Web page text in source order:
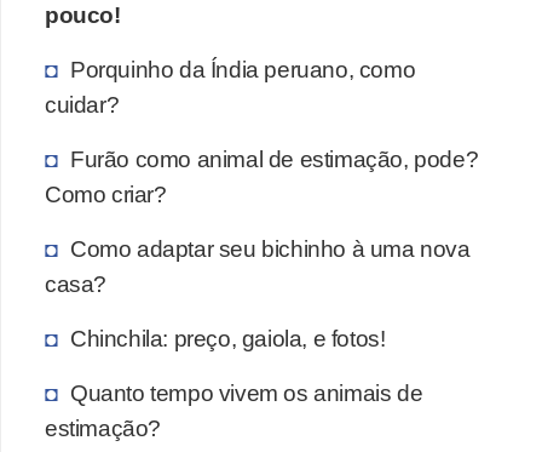
pouco!
Porquinho da Índia peruano, como
cuidar?
Furão como animal de estimação, pode?
Como criar?
Como adaptar seu bichinho à uma nova
casa?
Chinchila: preço, gaiola, e fotos!
Quanto tempo vivem os animais de
estimação?